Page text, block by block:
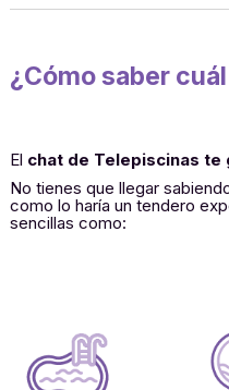
¿Cómo saber
El chat de Telepiscinas te
No tienes que llegar
como lo haría un tendero
sencillas como: